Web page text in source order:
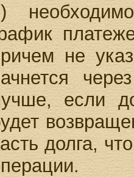
не
если
долга,